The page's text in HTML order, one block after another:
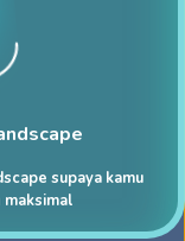
supaya kamu